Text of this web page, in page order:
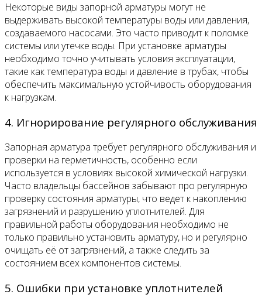
Некоторые виды запорной арматуры могут не
выдерживать высокой температуры воды или давления,
создаваемого насосами. Это часто приводит к поломке
системы или утечке воды. При установке арматуры
необходимо точно учитывать условия эксплуатации,
такие как температура воды и давление в трубах, чтобы
обеспечить максимальную устойчивость оборудования
к нагрузкам.
4. Игнорирование регулярного обслуживания
Запорная арматура требует регулярного обслуживания и
проверки на герметичность, особенно если
используется в условиях высокой химической нагрузки.
Часто владельцы бассейнов забывают про регулярную
проверку состояния арматуры, что ведет к накоплению
загрязнений и разрушению уплотнителей. Для
правильной работы оборудования необходимо не
только правильно установить арматуру, но и регулярно
очищать её от загрязнений, а также следить за
состоянием всех компонентов системы.
5. Ошибки при установке уплотнителей